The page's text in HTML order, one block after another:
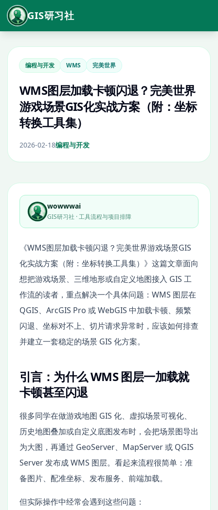
GIS研习社
编程与开发 WMS 完美世界
WMS图层加载卡顿闪退？完美世界
游戏场景GIS化实战方案（附：坐标
转换工具集）
2026-02-18编程与开发
wowwwai
GIS研习社 · 工具流程与项目排障
《WMS图层加载卡顿闪退？完美世界游戏场景GIS
化实战方案（附：坐标转换工具集）》这篇文章面向
想把游戏场景、三维地形或自定义地图接入 GIS 工
作流的读者，重点解决一个具体问题：WMS 图层在
QGIS、ArcGIS Pro 或 WebGIS 中加载卡顿、频繁
闪退、坐标对不上、切片请求异常时，应该如何排查
并建立一套稳定的场景 GIS 化方案。
引言：为什么 WMS 图层一加载就
卡顿甚至闪退
很多同学在做游戏地图 GIS 化、虚拟场景可视化、
历史地图叠加或自定义底图发布时，会把场景图导出
为大图，再通过 GeoServer、MapServer 或 QGIS
Server 发布成 WMS 图层。看起来流程很简单：准
备图片、配准坐标、发布服务、前端加载。
但实际操作中经常会遇到这些问题：